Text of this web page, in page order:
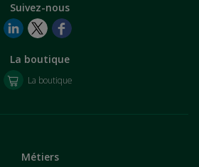
Suivez-nous
La boutique
La boutique
Métiers